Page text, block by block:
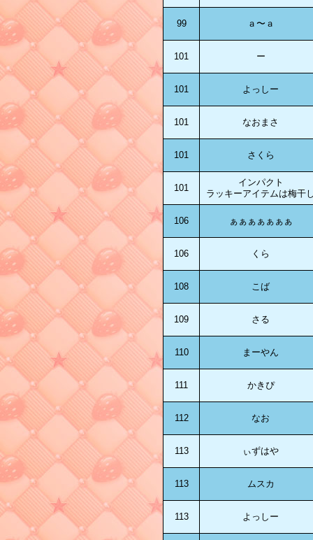
99 ａ〜ａ
101 ー
101 よっしー
101 なおまさ
101 さくら
101
インパクト
ラッキーアイテムは梅干
106 ぁぁぁぁぁぁぁ
106 くら
108 こば
109 さる
110 まーやん
111 かきぴ
112 なお
113 ぃずはや
113 ムスカ
113 よっしー